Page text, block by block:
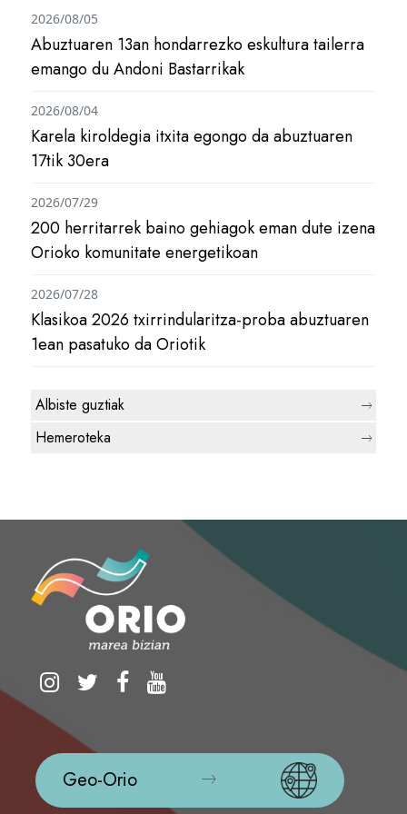
Abuztuaren 13an hondarrezko eskultura tailerra
emango du Andoni Bastarrikak
2026/08/05
Karela kiroldegia itxita egongo da abuztuaren
17tik 30era
2026/08/04
200 herritarrek baino gehiagok eman dute izena
Orioko komunitate energetikoan
2026/07/29
Klasikoa 2026 txirrindularitza-proba abuztuaren
1ean pasatuko da Oriotik
2026/07/28
Albiste guztiak
Hemeroteka
Geo-Orio